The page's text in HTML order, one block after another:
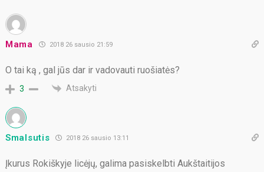
Mama 2018 26 sausio 21:59
O tai ką , gal jūs dar ir vadovauti ruošiatės?
3 Atsakyti
Smalsutis 2018 26 sausio 13:11
Įkurus Rokiškyje licėjų, galima pasiskelbti Aukštaitijos